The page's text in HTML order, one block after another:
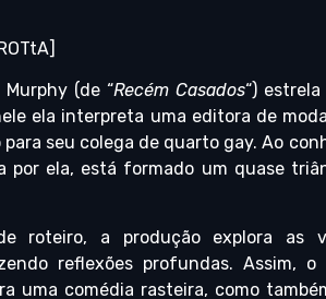
(de “Recém Casados“)
ela interpreta uma editora de
seu colega de quarto gay. Ao
por ela, está formado um quase
roteiro, a produção explora as
reflexões profundas. Assim, o
uma comédia rasteira, como